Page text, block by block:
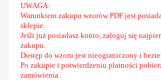
UWAGA:
Warunkiem zakupu wzorów PDF jest
sklepie.
Jeśli już posiadasz konto, zaloguj się
zakupu.
Dostęp do wzoru jest nieograniczony i
Po zakupie i potwierdzeniu płatności
zamówienia.